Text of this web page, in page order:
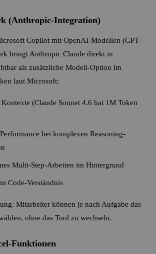
(Anthropic-Integration)
Copilot mit OpenAI-Modellen (GPT-
bringt Anthropic Claude direkt in
als zusätzliche Modell-Option im
laut Microsoft:
(Claude Sonnet 4.6 hat 1M Token
bei komplexen Reasoning-
Multi-Step-Arbeiten im Hintergrund
Code-Verständnis
Mitarbeiter können je nach Aufgabe das
ohne das Tool zu wechseln.
Funktionen